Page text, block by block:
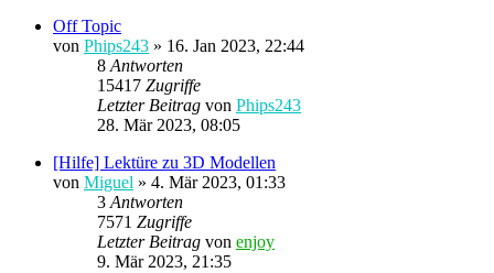
Off Topic
von Phips243 » 16. Jan 2023, 22:44
8Antworten
15417 Zugriffe
Letzter Beitrag von Phips243
28. Mär 2023, 08:05
[Hilfe] Lektüre zu 3D Modellen
von Miguel » 4. Mär 2023, 01:33
3Antworten
7571 Zugriffe
Letzter Beitrag von enjoy
9. Mär 2023, 21:35